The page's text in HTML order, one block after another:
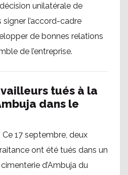
unilatérale de
signer l’accord-cadre
de bonnes relations
de l’entreprise.
tués à la
dans le
Ce 17 septembre, deux
ont été tués dans un
d’Ambuja du